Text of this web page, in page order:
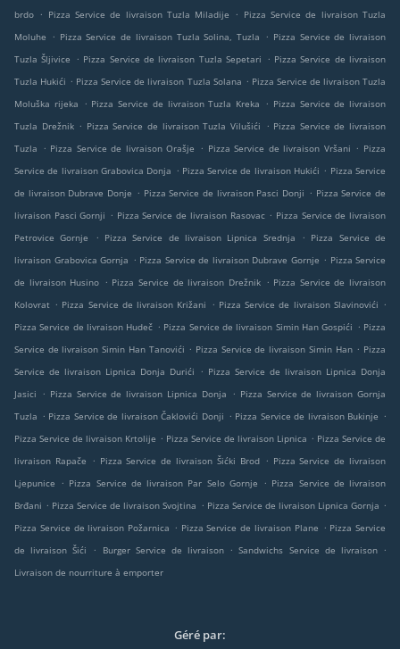
brdo . Pizza Service de livraison Tuzla Miladije . Pizza Service de livraison Tuzla
Moluhe
. Pizza Service de livraison Tuzla Solina, Tuzla . Pizza Service de livraison
Tuzla Šljivice
. Pizza Service de livraison Tuzla Sepetari . Pizza Service de livraison
Tuzla Hukići . Pizza Service de livraison Tuzla Solana . Pizza Service de livraison Tuzla
Moluška rijeka
. Pizza Service de livraison Tuzla Kreka . Pizza Service de livraison
Tuzla Drežnik . Pizza Service de livraison Tuzla Vilušići . Pizza Service de livraison
Tuzla
. Pizza Service de livraison Orašje . Pizza Service de livraison Vršani . Pizza
Service de livraison Grabovica Donja . Pizza Service de livraison Hukići . Pizza Service
de livraison Dubrave Donje . Pizza Service de livraison Pasci Donji . Pizza Service de
livraison Pasci Gornji . Pizza Service de livraison Rasovac . Pizza Service de livraison
Petrovice Gornje
. Pizza Service de livraison Lipnica Srednja . Pizza Service de
livraison Grabovica Gornja . Pizza Service de livraison Dubrave Gornje . Pizza Service
de livraison Husino . Pizza Service de livraison Drežnik . Pizza Service de livraison
Kolovrat . Pizza Service de livraison Križani . Pizza Service de livraison Slavinovići .
Pizza Service de livraison Hudeč . Pizza Service de livraison Simin Han Gospići . Pizza
Service de livraison Simin Han Tanovići . Pizza Service de livraison Simin Han . Pizza
Service de livraison Lipnica Donja Durići
. Pizza Service de livraison Lipnica Donja
Jasici
. Pizza Service de livraison Lipnica Donja . Pizza Service de livraison Gornja
Tuzla . Pizza Service de livraison Čaklovići Donji . Pizza Service de livraison Bukinje .
Pizza Service de livraison Krtolije . Pizza Service de livraison Lipnica . Pizza Service de
livraison Rapače
. Pizza Service de livraison Šićki Brod . Pizza Service de livraison
Ljepunice
. Pizza Service de livraison Par Selo Gornje . Pizza Service de livraison
Brđani . Pizza Service de livraison Svojtina . Pizza Service de livraison Lipnica Gornja .
Pizza Service de livraison Požarnica . Pizza Service de livraison Plane . Pizza Service
de livraison Šići
. Burger Service de livraison . Sandwichs Service de livraison .
Livraison de nourriture à emporter
Géré par: